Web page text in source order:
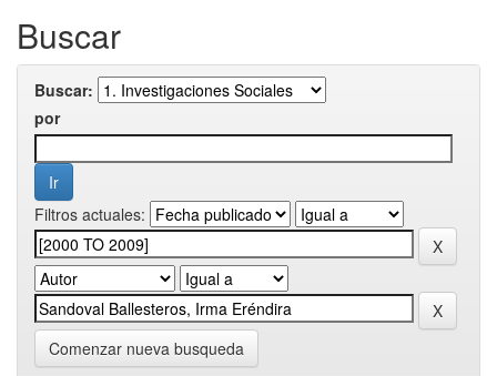
Buscar
Buscar:
por
Filtros actuales:
Comenzar nueva busqueda